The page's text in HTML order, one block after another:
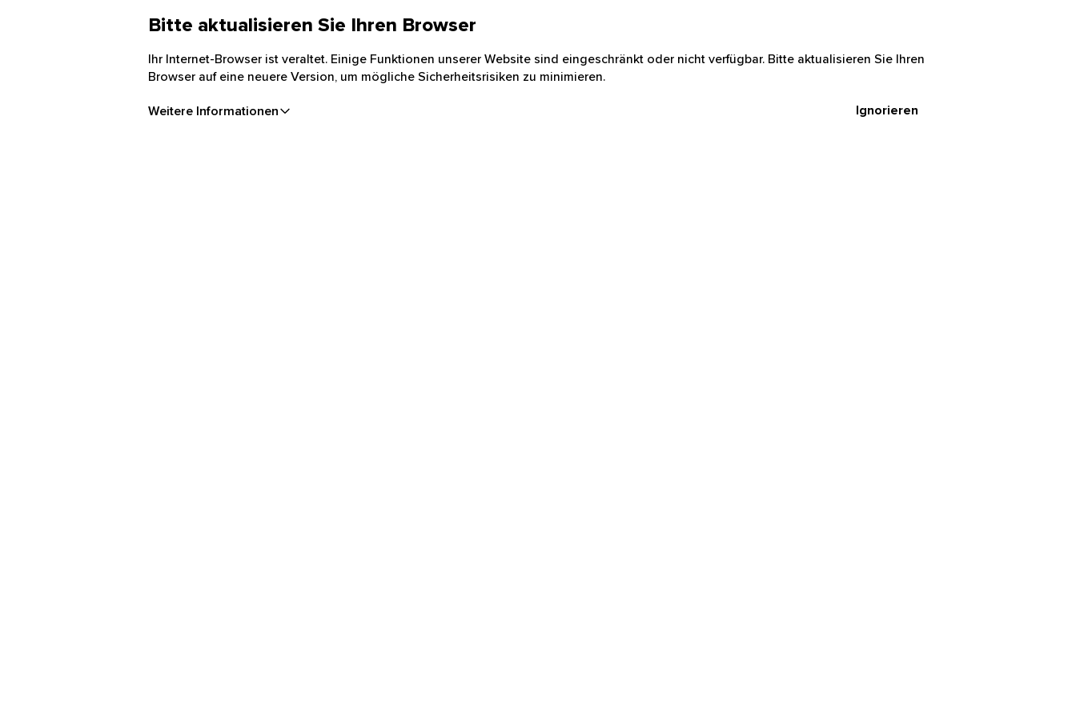
Bitte aktualisieren Sie Ihren Browser
Ihr Internet-Browser ist veraltet. Einige Funktionen unserer Website sind eingeschränkt oder nicht verfügbar. Bitte aktualisieren Sie Ihren
Browser auf eine neuere Version, um mögliche Sicherheitsrisiken zu minimieren.
Weitere Informationen Ignorieren